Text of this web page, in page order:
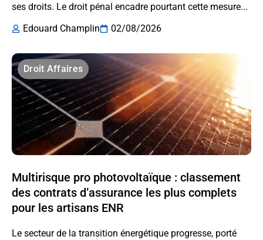
ses droits. Le droit pénal encadre pourtant cette mesure...
Edouard Champlin
02/08/2026
Droit Affaires
Multirisque pro photovoltaïque : classement
des contrats d’assurance les plus complets
pour les artisans ENR
Le secteur de la transition énergétique progresse, porté